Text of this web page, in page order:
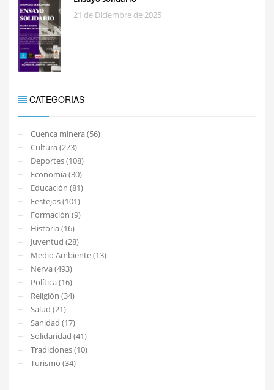
21 de Diciembre de 2025
CATEGORIAS
Cuenca minera (56)
Cultura (273)
Deportes (108)
Economía (30)
Educación (81)
Festejos (101)
Formación (9)
Historia (16)
Juventud (28)
Medio Ambiente (13)
Nerva (493)
Política (16)
Religión (34)
Salud (21)
Sanidad (17)
Solidaridad (41)
Tradiciones (10)
Turismo (34)